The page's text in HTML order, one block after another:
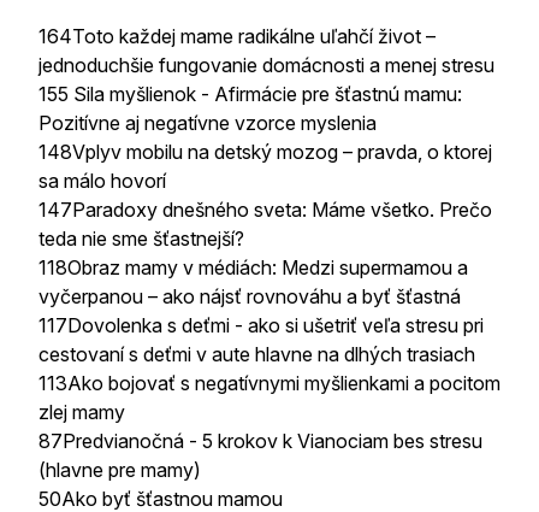
164Toto každej mame radikálne uľahčí život –
jednoduchšie fungovanie domácnosti a menej stresu
155 Sila myšlienok - Afirmácie pre šťastnú mamu:
Pozitívne aj negatívne vzorce myslenia
148Vplyv mobilu na detský mozog – pravda, o ktorej
sa málo hovorí
147Paradoxy dnešného sveta: Máme všetko. Prečo
teda nie sme šťastnejší?
118Obraz mamy v médiách: Medzi supermamou a
vyčerpanou – ako nájsť rovnováhu a byť šťastná
117Dovolenka s deťmi - ako si ušetriť veľa stresu pri
cestovaní s deťmi v aute hlavne na dlhých trasiach
113Ako bojovať s negatívnymi myšlienkami a pocitom
zlej mamy
87Predvianočná - 5 krokov k Vianociam bes stresu
(hlavne pre mamy)
50Ako byť šťastnou mamou